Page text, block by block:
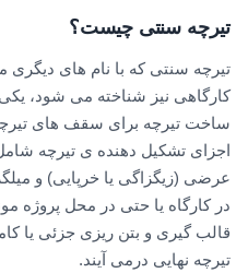
تیرچه سنتی چیست؟
تیرچه سنتی که با نام های دیگری
کارگاهی نیز شناخته می شود،
ساخت تیرچه برای سقف های
اجزای تشکیل دهنده ی تیرچه
عرضی (زیگزاگی یا خرپایی) و
در کارگاه یا حتی در محل پروژه
قالب گیری و بتن ریزی جزئی یا
تیرچه نهایی درمی آیند.